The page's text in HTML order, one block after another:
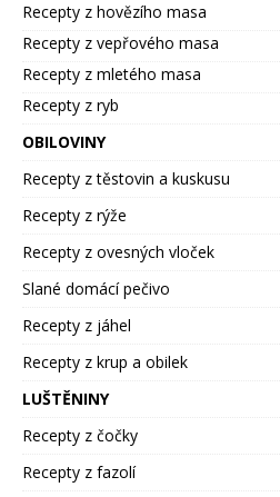
Recepty z hovězího masa
Recepty z vepřového masa
Recepty z mletého masa
Recepty z ryb
OBILOVINY
Recepty z těstovin a kuskusu
Recepty z rýže
Recepty z ovesných vloček
Slané domácí pečivo
Recepty z jáhel
Recepty z krup a obilek
LUŠTĚNINY
Recepty z čočky
Recepty z fazolí